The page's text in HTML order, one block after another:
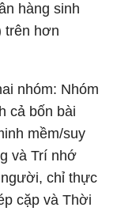
hàng sinh
trên hơn
nhóm: Nhóm
cả bốn bài
mềm/suy
và Trí nhớ
chỉ thực
cặp và Thời